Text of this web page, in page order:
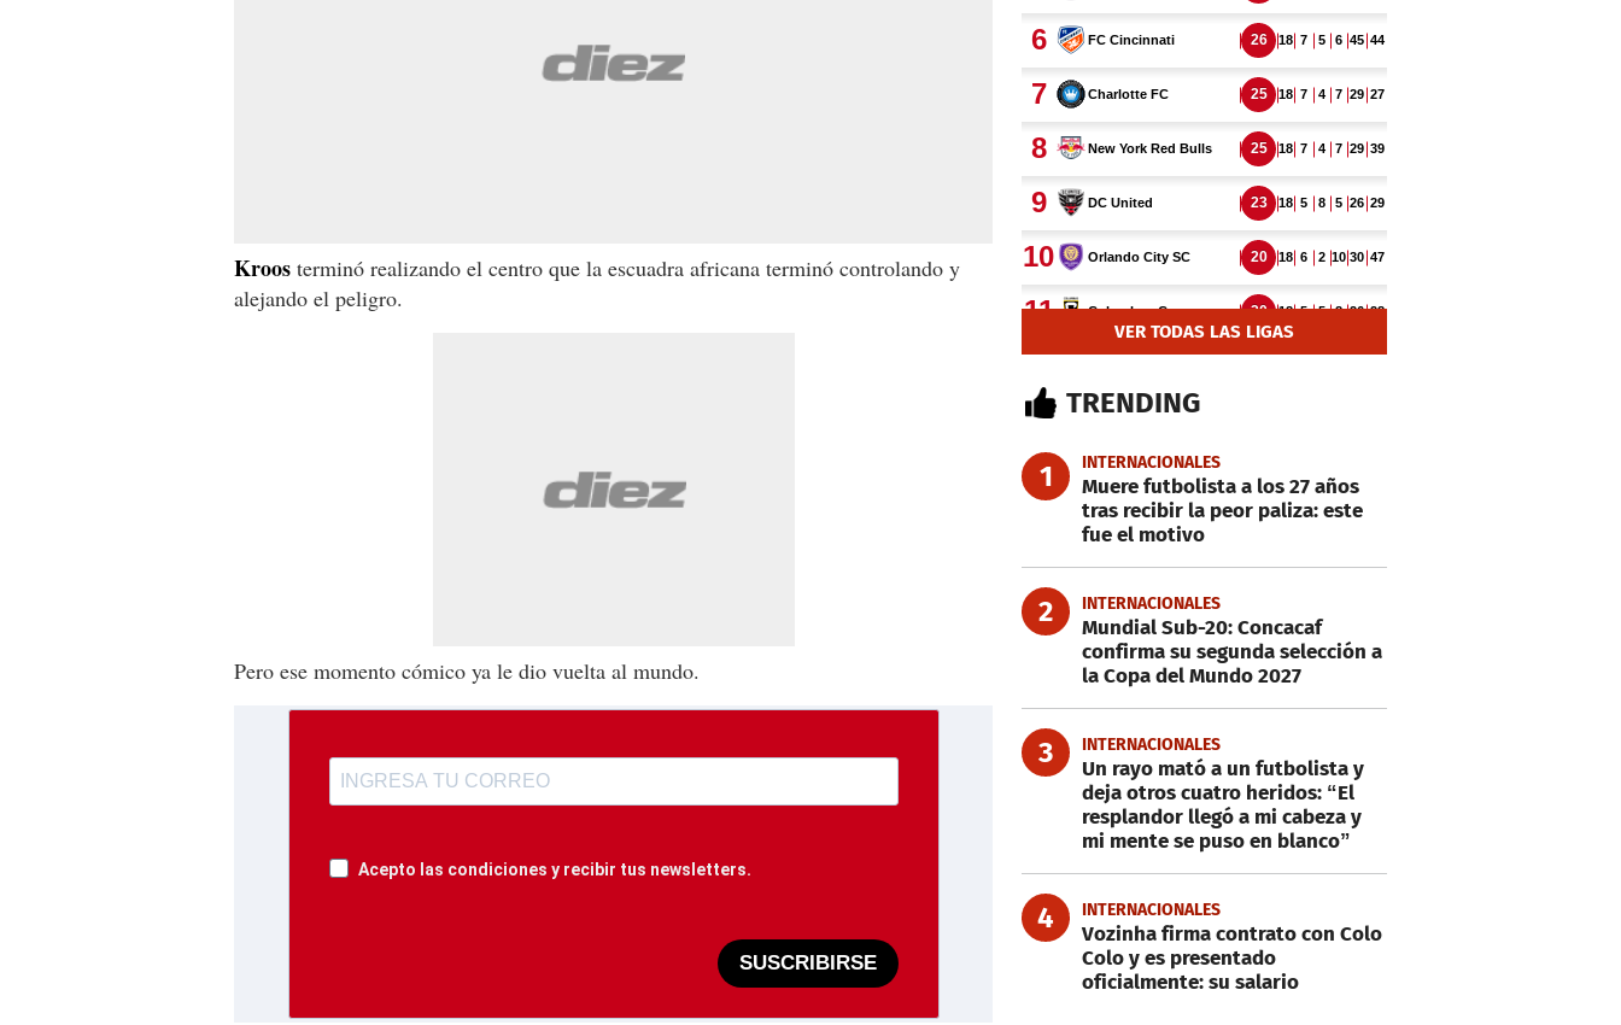
Kroos terminó realizando el centro que la escuadra africana terminó controlando y
alejando el peligro.
Pero ese momento cómico ya le dio vuelta al mundo.
Acepto las condiciones y recibir tus newsletters.
SUSCRIBIRSE
VER TODAS LAS LIGAS
TRENDING
1 INTERNACIONALES
Muere futbolista a los 27 años
tras recibir la peor paliza: este
fue el motivo
2 INTERNACIONALES
Mundial Sub-20: Concacaf
confirma su segunda selección a
la Copa del Mundo 2027
3 INTERNACIONALES
Un rayo mató a un futbolista y
deja otros cuatro heridos: “El
resplandor llegó a mi cabeza y
mi mente se puso en blanco”
4 INTERNACIONALES
Vozinha firma contrato con Colo
Colo y es presentado
oficialmente: su salario